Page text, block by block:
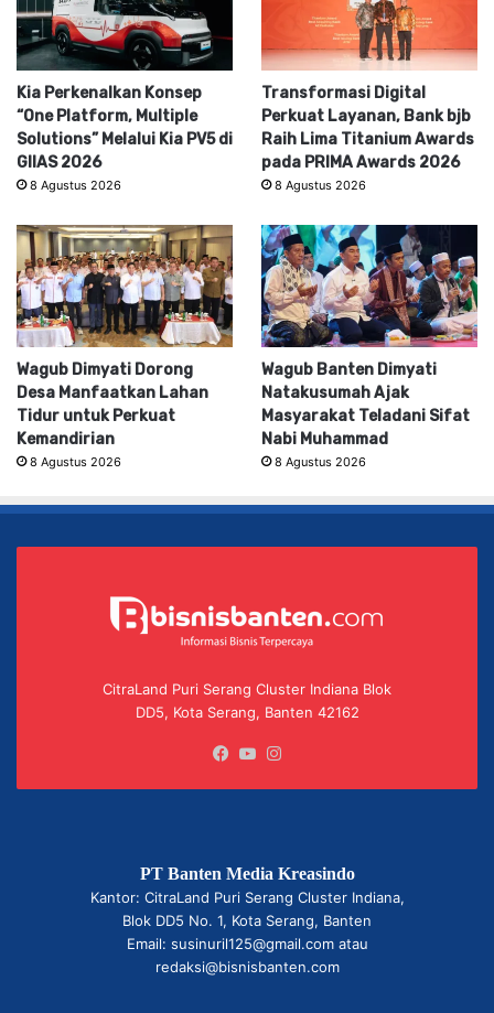
Kia Perkenalkan Konsep
“One Platform, Multiple
Solutions” Melalui Kia PV5 di
GIIAS 2026
8 Agustus 2026
Transformasi Digital
Perkuat Layanan, Bank bjb
Raih Lima Titanium Awards
pada PRIMA Awards 2026
8 Agustus 2026
Wagub Dimyati Dorong
Desa Manfaatkan Lahan
Tidur untuk Perkuat
Kemandirian
8 Agustus 2026
Wagub Banten Dimyati
Natakusumah Ajak
Masyarakat Teladani Sifat
Nabi Muhammad
8 Agustus 2026
CitraLand Puri Serang Cluster Indiana Blok
DD5, Kota Serang, Banten 42162
Facebook
YouTube
PT Banten Media Kreasindo
Kantor: CitraLand Puri Serang Cluster Indiana,
Blok DD5 No. 1, Kota Serang, Banten
Email: susinuril125@gmail.com atau
redaksi@bisnisbanten.com